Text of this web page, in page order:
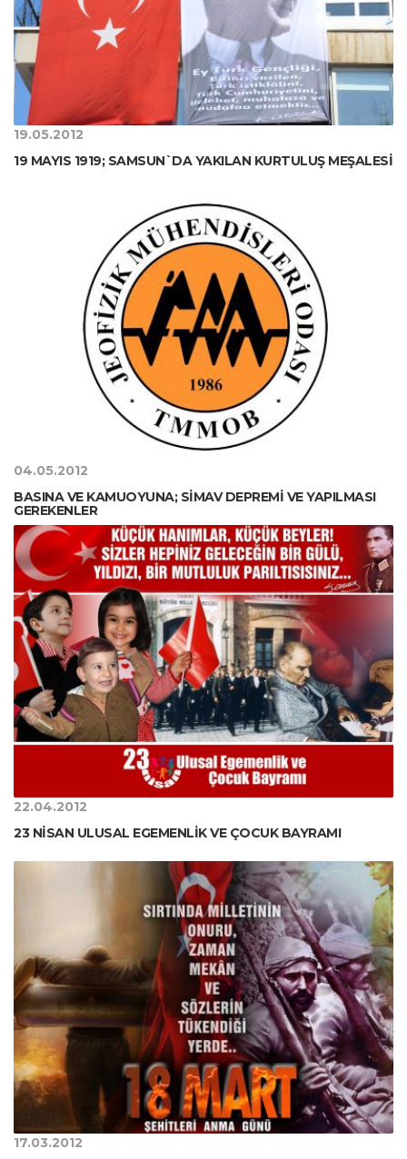
19.05.2012
19 MAYIS 1919; SAMSUN`DA YAKILAN KURTULUŞ MEŞALESİ
04.05.2012
BASINA VE KAMUOYUNA; SİMAV DEPREMİ VE YAPILMASI
GEREKENLER
22.04.2012
23 NİSAN ULUSAL EGEMENLİK VE ÇOCUK BAYRAMI
17.03.2012